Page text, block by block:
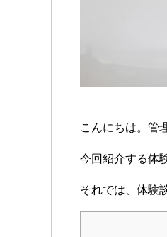
こんにちは。管
今回紹介する体
それでは、体験